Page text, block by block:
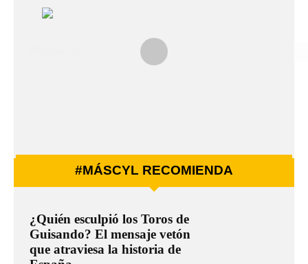
#MÁSCYL RECOMIENDA
¿Quién esculpió los Toros de
Guisando? El mensaje vetón
que atraviesa la historia de